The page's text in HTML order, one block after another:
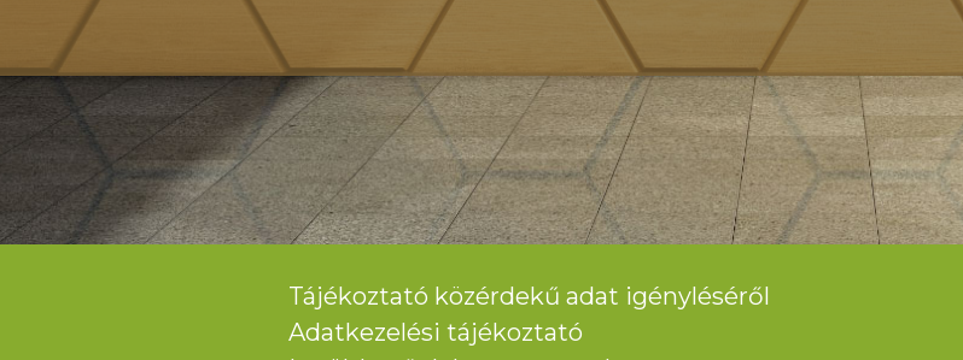
Tájékoztató közérdekű adat igényléséről
Adatkezelési tájékoztató